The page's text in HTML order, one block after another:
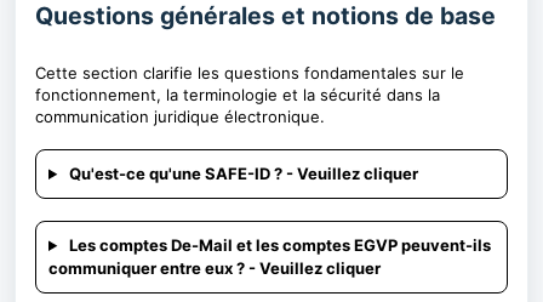
Questions générales et notions de base
Cette section clarifie les questions fondamentales sur le
fonctionnement, la terminologie et la sécurité dans la
communication juridique électronique.
Qu'est-ce qu'une SAFE-ID ? - Veuillez cliquer
Les comptes De-Mail et les comptes EGVP peuvent-ils
communiquer entre eux ? - Veuillez cliquer